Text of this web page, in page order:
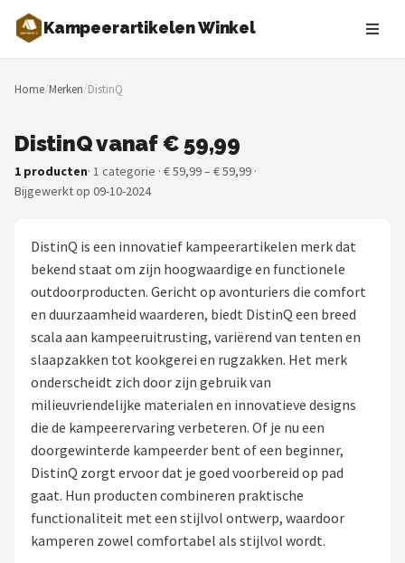
Kampeerartikelen Winkel
Zoeken
NAVIGATIE
Merken
Tenten
Slaapzakken
Slaapmatten
POPULAIRE MERKEN
Intex
KOEL
Home/Merken/DistinQ
DistinQ vanaf € 59,99
1 producten· 1 categorie · € 59,99 – € 59,99 ·
Bijgewerkt op 09-10-2024
DistinQ is een innovatief kampeerartikelen merk dat
bekend staat om zijn hoogwaardige en functionele
outdoorproducten. Gericht op avonturiers die comfort
en duurzaamheid waarderen, biedt DistinQ een breed
scala aan kampeeruitrusting, variërend van tenten en
slaapzakken tot kookgerei en rugzakken. Het merk
onderscheidt zich door zijn gebruik van
milieuvriendelijke materialen en innovatieve designs
die de kampeerervaring verbeteren. Of je nu een
doorgewinterde kampeerder bent of een beginner,
DistinQ zorgt ervoor dat je goed voorbereid op pad
gaat. Hun producten combineren praktische
functionaliteit met een stijlvol ontwerp, waardoor
kamperen zowel comfortabel als stijlvol wordt.